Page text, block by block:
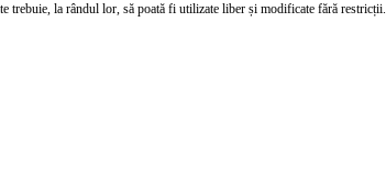
trebuie, la rândul lor, să poată fi utilizate liber și modificate fără restricții.